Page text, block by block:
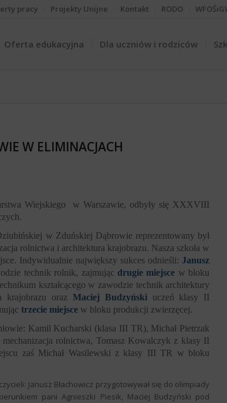
pracy Projekty Unijne Kontakt RODO
Oferta edukacyjna Dla uczniów i rodziców
W ELIMINACJACH
Wiejskiego
w Warszawie, odbyły się XXXVIII
w Zduńskiej Dąbrowie reprezentowany był
rolnictwa i architektura krajobrazu. Nasza szkoła w
Indywidualnie największy sukces odnieśli: Janusz
technik rolnik, zajmując drugie miejsce w bloku
kształcącego w zawodzie technik architektury
oraz Maciej Budzyński uczeń klasy II
trzecie miejsce w bloku produkcji zwierzęcej.
Kamil Kucharski (klasa III TR), Michał Pietrzak
rolnictwa, Tomasz Kowalczyk z klasy II
zaś Michał Wasilewski z klasy III TR w bloku
Janusz Błachowicz przygotowywał się do olimpiady
pani Agnieszki Piesik, Maciej Budzyński pod